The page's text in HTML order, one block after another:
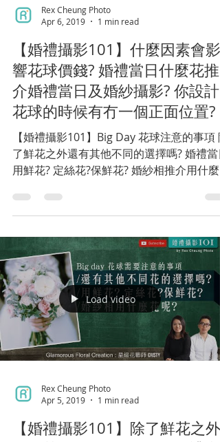
Rex Cheung Photo
Apr 6, 2019
1 min read
【婚禮攝影101】什麼因素會影
響花球價錢? 婚禮當日什麼花推
介婚禮當日及婚紗攝影? 你設計
花球的時候有冇一個正面位置?
【婚禮攝影101】Big Day 花球注意的事項
了鮮花之外還有其他不同的選擇嗎? 婚禮當
用鮮花? 定絲花?保鮮花? 婚紗相推介用什麼
日子、酒席、結婚戒指、婚紗攝影、當日婚
攝影到化妝等等都會有好多事項要準備及注
意...
Load video
Rex Cheung Photo
Apr 5, 2019
1 min read
【婚禮攝影101】除了鮮花之外